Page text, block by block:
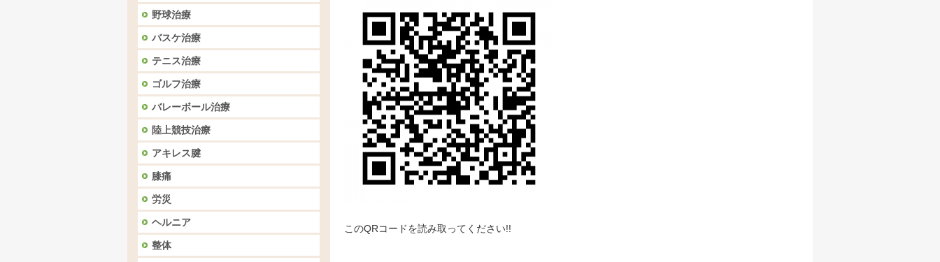
このQRコードを読み取ってください!!
野球治療
バスケ治療
テニス治療
ゴルフ治療
バレーボール治療
陸上競技治療
アキレス腱
膝痛
労災
ヘルニア
整体